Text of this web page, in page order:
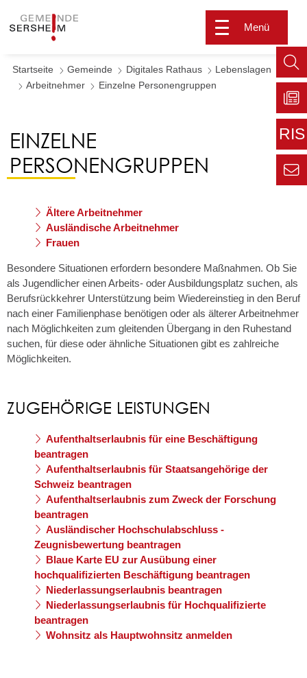
Menü
Startseite Gemeinde Digitales Rathaus
Lebenslagen
Arbeitnehmer
Einzelne Personengruppen
EINZELNE
PERSONENGRUPPEN
Ältere Arbeitnehmer
Ausländische Arbeitnehmer
Frauen
Besondere Situationen erfordern besondere Maßnahmen. Ob Sie
als Jugendlicher einen Arbeits- oder Ausbildungsplatz suchen, als
Berufsrückkehrer Unterstützung beim Wiedereinstieg in den Beruf
nach einer Familienphase benötigen oder als älterer Arbeitnehmer
nach Möglichkeiten zum gleitenden Übergang in den Ruhestand
suchen, für diese oder ähnliche Situationen gibt es zahlreiche
Möglichkeiten.
ZUGEHÖRIGE LEISTUNGEN
Aufenthaltserlaubnis für eine Beschäftigung
beantragen
Aufenthaltserlaubnis für Staatsangehörige der
Schweiz beantragen
Aufenthaltserlaubnis zum Zweck der Forschung
beantragen
Ausländischer Hochschulabschluss -
Zeugnisbewertung beantragen
Blaue Karte EU zur Ausübung einer
hochqualifizierten Beschäftigung beantragen
Niederlassungserlaubnis beantragen
Niederlassungserlaubnis für Hochqualifizierte
beantragen
Wohnsitz als Hauptwohnsitz anmelden
Zu
RIS
Zur
Seite